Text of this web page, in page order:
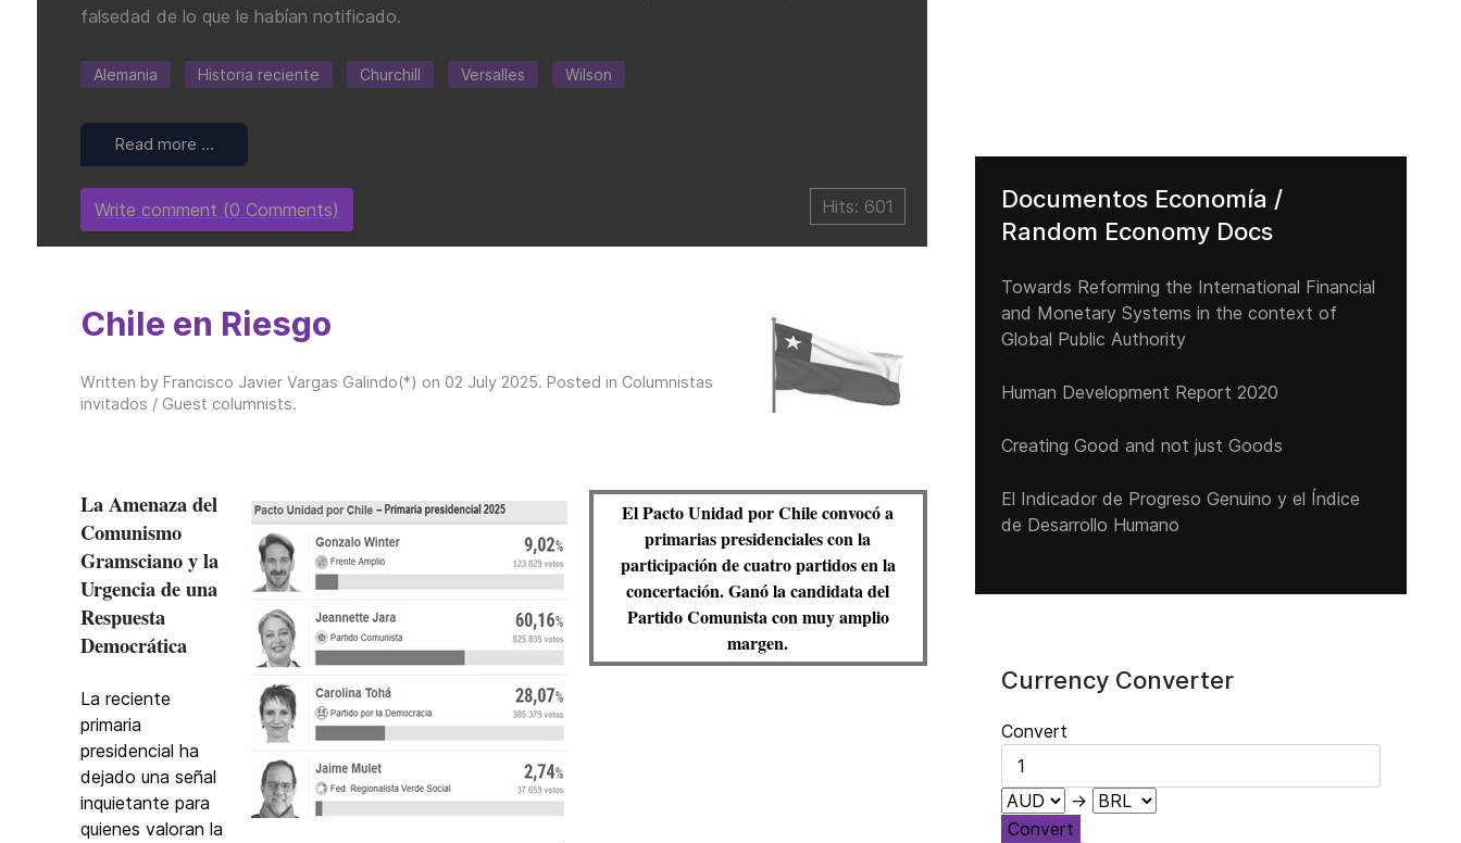
falsedad de lo que le habían notificado.
Alemania Historia reciente Churchill Versalles Wilson
Read more …
Hits: 601
Write comment (0 Comments)
Chile en Riesgo
Written by Francisco Javier Vargas Galindo(*) on 02 July 2025. Posted in Columnistas
invitados / Guest columnists.
El Pacto Unidad por Chile convocó a
primarias presidenciales con la
participación de cuatro partidos en la
concertación. Ganó la candidata del
Partido Comunista con muy amplio
margen.
La Amenaza del
Comunismo
Gramsciano y la
Urgencia de una
Respuesta
Democrática
La reciente
primaria
presidencial ha
dejado una señal
inquietante para
quienes valoran la
Documentos Economía /
Random Economy Docs
Towards Reforming the International Financial
and Monetary Systems in the context of
Global Public Authority
Human Development Report 2020
Creating Good and not just Goods
El Indicador de Progreso Genuino y el Índice
de Desarrollo Humano
Currency Converter
Convert
→
Convert